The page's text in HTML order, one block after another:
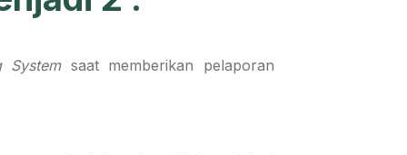
Systemsaat memberikan pelaporan